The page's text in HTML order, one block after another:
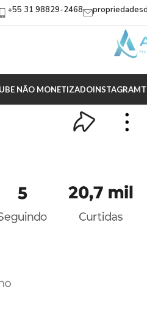
+55 31 98829-2468
NÃO MONETIZADOINSTAGRAM